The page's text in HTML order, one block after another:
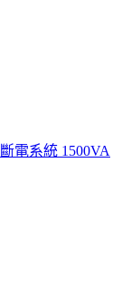
電系統 1500VA